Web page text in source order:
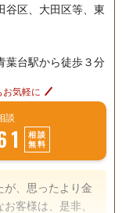
谷区、大田区等、東
台駅から徒歩３分
お気軽に
談
相談
無料
が、思ったより金
客様は、是非、